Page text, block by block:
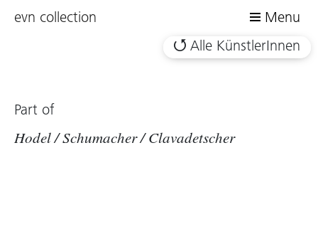
evn collection
Menu
Alle KünstlerInnen
Part of
Hodel / Schumacher / Clavadetscher